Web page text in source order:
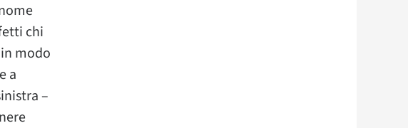
chi
modo
a
–